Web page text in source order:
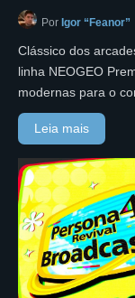
Por Igor “Feanor”
Clássico dos
linha NEOGEO
modernas para o
Leia mais